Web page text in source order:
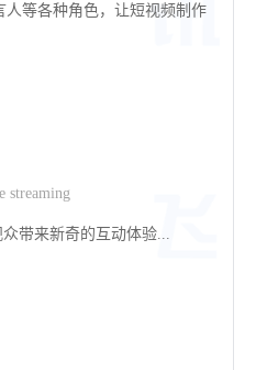
等各种角色，让短视频制作
streaming
带来新奇的互动体验...